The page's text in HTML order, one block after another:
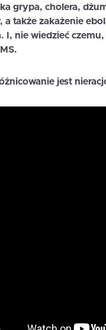
grypa, cholera,
a także zakażenie
I, nie wiedzieć
jest